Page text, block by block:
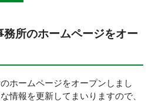
所のホームページをオー
ホームページをオープンしまし
情報を更新してまいりますので、